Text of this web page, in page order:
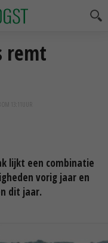
remt
13:11
lijkt een combinatie
vorig jaar en
dit jaar.